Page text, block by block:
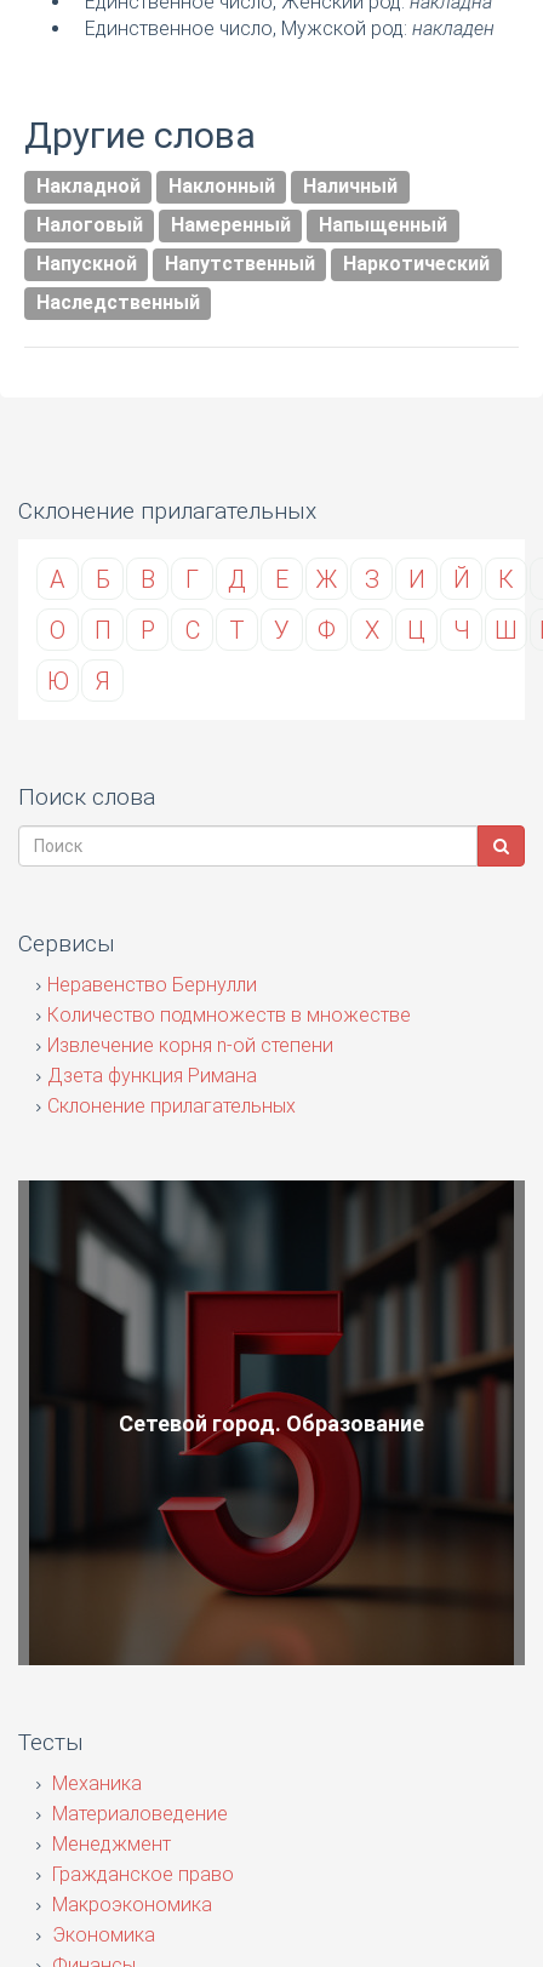
Единственное число, Мужской род: накладен
Другие слова
Накладной Наклонный
Наличный
Налоговый
Намеренный
Напыщенный
Напускной
Напутственный
Наркотический
Наследственный
Склонение прилагательных
А Б В Г Д Е Ж З И Й К
О
П Р С Т У Ф Х Ц Ч Ш
Ю
Я
Поиск слова
Сервисы
Неравенство Бернулли
Количество подмножеств в множестве
Извлечение корня n-ой степени
Дзета функция Римана
Склонение прилагательных
Сетевой город. Образование
Тесты
Механика
Материаловедение
Менеджмент
Гражданское право
Макроэкономика
Экономика